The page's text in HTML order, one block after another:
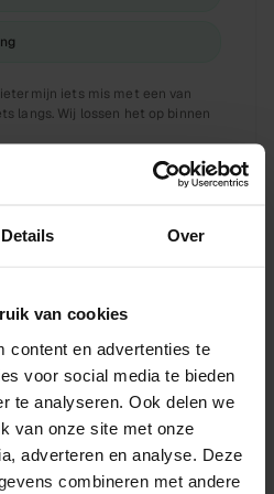
Details Over
van cookies
content en advertenties te
voor social media te bieden
te analyseren. Ook delen we
van onze site met onze
adverteren en analyse. Deze
combineren met andere
iets mis met een van
langs. Wij lossen het op binnen
56 cm framemaat
en onderhoudsarm
stadsritden
levering NL of afhalen